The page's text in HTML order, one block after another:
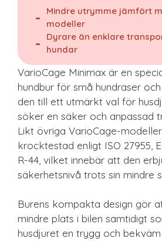
Mindre utrymme jämfört
modeller
Dyrare än enklare
hundar
VarioCage Minimax är en
hundbur för små hundraser
den till ett utmärkt val för
söker en säker och anpassad
Likt övriga VarioCage-
krocktestad enligt ISO 27955,
R-44, vilket innebär att den
säkerhetsnivå trots sin mindre
Burens kompakta design gör
mindre plats i bilen samtidigt
husdjuret en trygg och